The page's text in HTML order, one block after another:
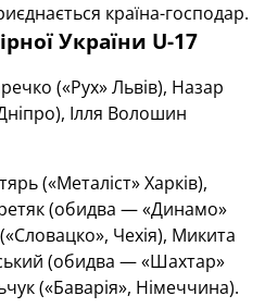
країна-господар.
України U-17
(«Рух» Львів), Назар
Ілля Волошин
(«Металіст» Харків),
(обидва — «Динамо»
Чехія), Микита
(обидва — «Шахтар»
(«Баварія», Німеччина).